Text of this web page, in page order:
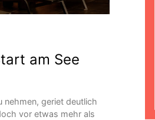
am See
nehmen, geriet deutlich
vor etwas mehr als